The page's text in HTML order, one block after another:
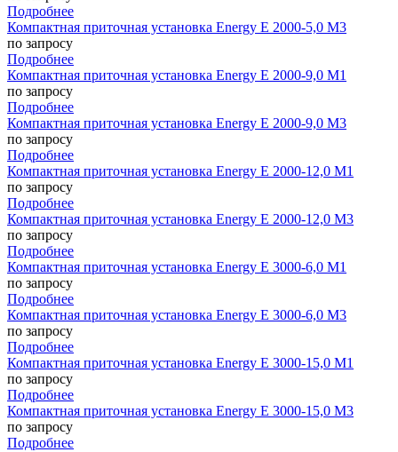
Подробнее
Компактная приточная установка Energy E 2000-5,0 M3
по запросу
Подробнее
Компактная приточная установка Energy E 2000-9,0 M1
по запросу
Подробнее
Компактная приточная установка Energy E 2000-9,0 M3
по запросу
Подробнее
Компактная приточная установка Energy E 2000-12,0 M1
по запросу
Подробнее
Компактная приточная установка Energy E 2000-12,0 M3
по запросу
Подробнее
Компактная приточная установка Energy E 3000-6,0 M1
по запросу
Подробнее
Компактная приточная установка Energy E 3000-6,0 M3
по запросу
Подробнее
Компактная приточная установка Energy E 3000-15,0 M1
по запросу
Подробнее
Компактная приточная установка Energy E 3000-15,0 M3
по запросу
Подробнее